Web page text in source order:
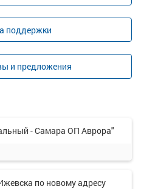
поддержки
и предложения
- Самара ОП Аврора"
по новому адресу